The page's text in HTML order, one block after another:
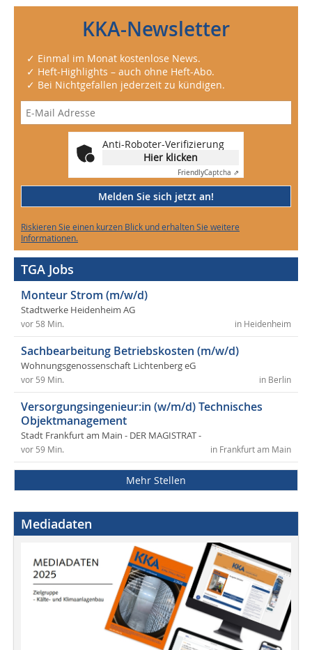
KKA-Newsletter
✓ Einmal im Monat kostenlose News.
✓ Heft-Highlights – auch ohne Heft-Abo.
✓ Bei Nichtgefallen jederzeit zu kündigen.
Anti-Roboter-Verifizierung
Hier klicken
FriendlyCaptcha ⇗
Melden Sie sich jetzt an!
Riskieren Sie einen kurzen Blick und erhalten Sie weitere
Informationen.
TGA Jobs
Monteur Strom (m/w/d)
Stadtwerke Heidenheim AG
in Heidenheim
vor 58 Min.
Sachbearbeitung Betriebskosten (m/w/d)
Wohnungsgenossenschaft Lichtenberg eG
in Berlin
vor 59 Min.
Versorgungsingenieur:in (w/m/d) Technisches
Objektmanagement
Stadt Frankfurt am Main - DER MAGISTRAT -
in Frankfurt am Main
vor 59 Min.
Mehr Stellen
Mediadaten